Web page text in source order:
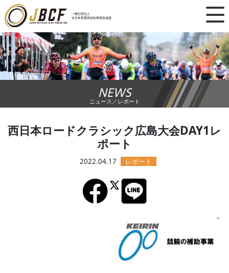
一般社団法人
全日本実業団自転車競技連盟
×
ニュース
レース日程
ランキング
チーム・選手
競技ガイド
加盟・登録
エントリー
JBCF ROAD SERIESとは
NEWS
ニュース／レポート
西日本ロードクラシック広島大会DAY1レ
ポート
2022.04.17